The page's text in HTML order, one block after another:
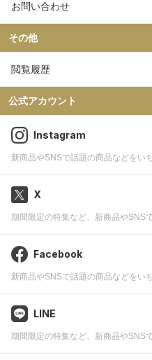
お問い合わせ
その他
閲覧履歴
公式アカウント
Instagram
新商品やSNSで話題の商品などをい
X
期間限定の特集など、新商品やSNS
Facebook
新商品やSNSで話題の商品などをい
LINE
期間限定の特集など、新商品やSNS